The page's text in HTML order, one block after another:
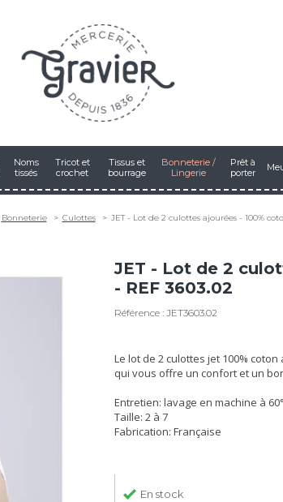
Noms
tissés
Tricot et
crochet
Tissus et
bourrage
Bonneterie /
Lingerie
Prêt à
porter
Bonneterie Culottes JET - Lot de 2 culottes ajourées - 100%
JET - Lot de 2
- REF 3603.02
Référence : JET3603.02
Le lot de 2 culottes jet 100%
qui vous offre un confort et un
Entretien: lavage en machine à 60°
Taille: 2 à 7
Fabrication: Française
En stock